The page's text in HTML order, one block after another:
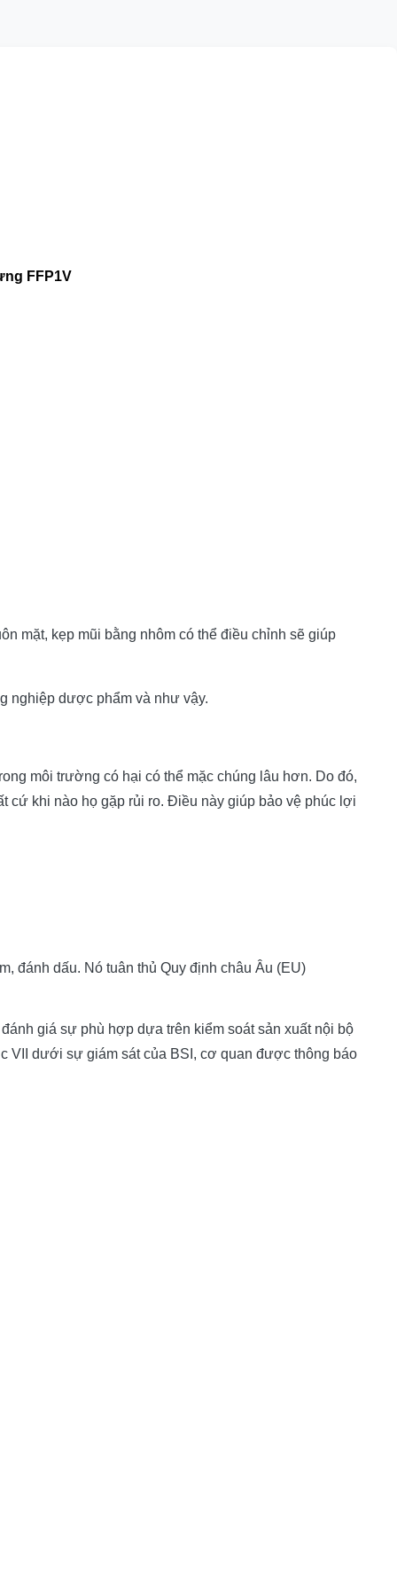
FFP1V
mặt, kẹp mũi bằng nhôm có thể điều chỉnh sẽ giúp
nghiệp dược phẩm và như vậy.
môi trường có hại có thể mặc chúng lâu hơn. Do đó,
cứ khi nào họ gặp rủi ro. Điều này giúp bảo vệ phúc lợi
đánh dấu. Nó tuân thủ Quy định châu Âu (EU)
giá sự phù hợp dựa trên kiểm soát sản xuất nội bộ
VII dưới sự giám sát của BSI, cơ quan được thông báo